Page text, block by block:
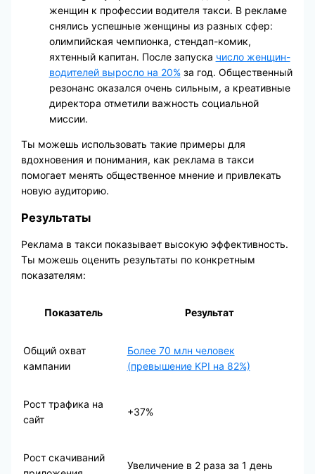
женщин к профессии водителя такси. В рекламе
снялись успешные женщины из разных сфер:
олимпийская чемпионка, стендап-комик,
яхтенный капитан. После запуска число женщин-
водителей выросло на 20%за год. Общественный
резонанс оказался очень сильным, а креативные
директора отметили важность социальной
миссии.
Ты можешь использовать такие примеры для
вдохновения и понимания, как реклама в такси
помогает менять общественное мнение и привлекать
новую аудиторию.
Результаты
Реклама в такси показывает высокую эффективность.
Ты можешь оценить результаты по конкретным
показателям:
Показатель Результат
Общий охват
кампании
Более 70 млн человек
(превышение KPI на 82%)
Рост трафика на
сайт
+37%
Рост скачиваний
Увеличение в 2 раза за 1 день